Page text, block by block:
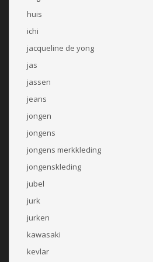
huis
ichi
jacqueline de yong
jas
jassen
jeans
jongen
jongens
jongens merkkleding
jongenskleding
jubel
jurk
jurken
kawasaki
kevlar